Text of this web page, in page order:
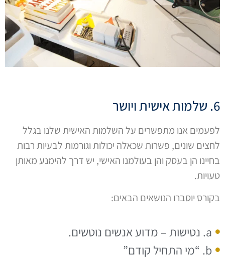
6. שלמות אישית ויושר
לפעמים אנו מתפשרים על השלמות האישית שלנו בגלל
לחצים שונים, פשרות שכאלה יכולות וגורמות לבעיות רבות
בחיינו הן בעסק והן בעולמנו האישי, יש דרך להימנע מאותן
טעויות.
בקורס יוסברו הנושאים הבאים:
a. נטישות – מדוע אנשים נוטשים.
b. “מי התחיל קודם”